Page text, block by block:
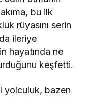
bu ilk
rüyasını serin
ileriye
hayatında ne
keşfetti.
yolculuk, bazen